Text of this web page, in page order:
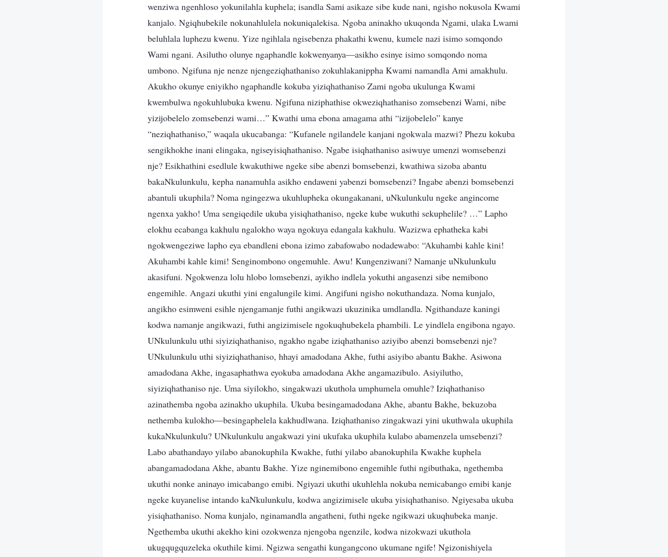
wenziwa ngenhloso yokunilahla kuphela; isandla Sami asikaze sibe kude nani, ngisho nokusola Kwami
kanjalo. Ngiqhubekile nokunahlulela nokuniqalekisa. Ngoba aninakho ukuqonda Ngami, ulaka Lwami
beluhlala luphezu kwenu. Yize ngihlala ngisebenza phakathi kwenu, kumele nazi isimo somqondo
Wami ngani. Asilutho olunye ngaphandle kokwenyanya—asikho esinye isimo somqondo noma
umbono. Ngifuna nje nenze njengeziqhathaniso zokuhlakanippha Kwami namandla Ami amakhulu.
Akukho okunye eniyikho ngaphandle kokuba yiziqhathaniso Zami ngoba ukulunga Kwami
kwembulwa ngokuhlubuka kwenu. Ngifuna niziphathise okweziqhathaniso zomsebenzi Wami, nibe
yizijobelelo zomsebenzi wami…” Kwathi uma ebona amagama athi “izijobelelo” kanye
“neziqhathaniso,” waqala ukucabanga: “Kufanele ngilandele kanjani ngokwala mazwi? Phezu kokuba
sengikhokhe inani elingaka, ngiseyisiqhathaniso. Ngabe isiqhathaniso asiwuye umenzi womsebenzi
nje? Esikhathini esedlule kwakuthiwe ngeke sibe abenzi bomsebenzi, kwathiwa sizoba abantu
bakaNkulunkulu, kepha nanamuhla asikho endaweni yabenzi bomsebenzi? Ingabe abenzi bomsebenzi
abantuli ukuphila? Noma ngingezwa ukuhlupheka okungakanani, uNkulunkulu ngeke angincome
ngenxa yakho! Uma sengiqedile ukuba yisiqhathaniso, ngeke kube wukuthi sekuphelile? …” Lapho
elokhu ecabanga kakhulu ngalokho waya ngokuya edangala kakhulu. Wazizwa ephatheka kabi
ngokwengeziwe lapho eya ebandleni ebona izimo zabafowabo nodadewabo: “Akuhambi kahle kini!
Akuhambi kahle kimi! Senginombono ongemuhle. Awu! Kungenziwani? Namanje uNkulunkulu
akasifuni. Ngokwenza lolu hlobo lomsebenzi, ayikho indlela yokuthi angasenzi sibe nemibono
engemihle. Angazi ukuthi yini engalungile kimi. Angifuni ngisho nokuthandaza. Noma kunjalo,
angikho esimweni esihle njengamanje futhi angikwazi ukuzinika umdlandla. Ngithandaze kaningi
kodwa namanje angikwazi, futhi angizimisele ngokuqhubekela phambili. Le yindlela engibona ngayo.
UNkulunkulu uthi siyiziqhathaniso, ngakho ngabe iziqhathaniso aziyibo abenzi bomsebenzi nje?
UNkulunkulu uthi siyiziqhathaniso, hhayi amadodana Akhe, futhi asiyibo abantu Bakhe. Asiwona
amadodana Akhe, ingasaphathwa eyokuba amadodana Akhe angamazibulo. Asiyilutho,
siyiziqhathaniso nje. Uma siyilokho, singakwazi ukuthola umphumela omuhle? Iziqhathaniso
azinathemba ngoba azinakho ukuphila. Ukuba besingamadodana Akhe, abantu Bakhe, bekuzoba
nethemba kulokho—besingaphelela kakhudlwana. Iziqhathaniso zingakwazi yini ukuthwala ukuphila
kukaNkulunkulu? UNkulunkulu angakwazi yini ukufaka ukuphila kulabo abamenzela umsebenzi?
Labo abathandayo yilabo abanokuphila Kwakhe, futhi yilabo abanokuphila Kwakhe kuphela
abangamadodana Akhe, abantu Bakhe. Yize nginemibono engemihle futhi ngibuthaka, ngethemba
ukuthi nonke aninayo imicabango emibi. Ngiyazi ukuthi ukuhlehla nokuba nemicabango emibi kanje
ngeke kuyanelise intando kaNkulunkulu, kodwa angizimisele ukuba yisiqhathaniso. Ngiyesaba ukuba
yisiqhathaniso. Noma kunjalo, nginamandla angatheni, futhi ngeke ngikwazi ukuqhubeka manje.
Ngethemba ukuthi akekho kini ozokwenza njengoba ngenzile, kodwa nizokwazi ukuthola
ukugqugquzeleka okuthile kimi. Ngizwa sengathi kungangcono ukumane ngife! Ngizonishiyela